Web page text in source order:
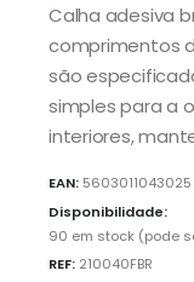
Calha adesiva
comprimentos
são
simples para a
interiores,
EAN: 5603011043025
Disponibilidade:
90 em stock (pode
REF: 210040FBR